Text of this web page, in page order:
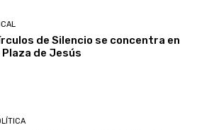
de Silencio se concentra en
Plaza de Jesús